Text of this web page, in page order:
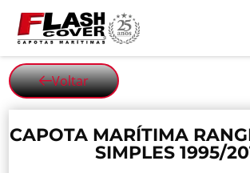
Voltar
CAPOTA MARÍTIMA
SIMPLES 1995/